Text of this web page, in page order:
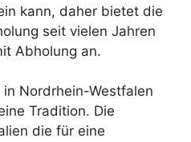
kann, daher bietet die
seit vielen Jahren
Abholung an.
in Nordrhein-Westfalen
Tradition. Die
die für eine